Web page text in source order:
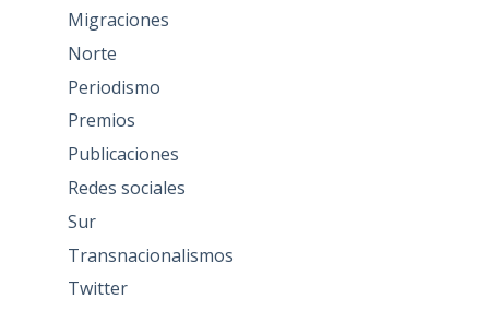
Migraciones
Norte
Periodismo
Premios
Publicaciones
Redes sociales
Sur
Transnacionalismos
Twitter